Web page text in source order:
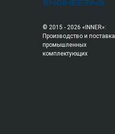
© 2015 - 2026 «INNER»:
Производство и поставка
промышленных
комплектующих